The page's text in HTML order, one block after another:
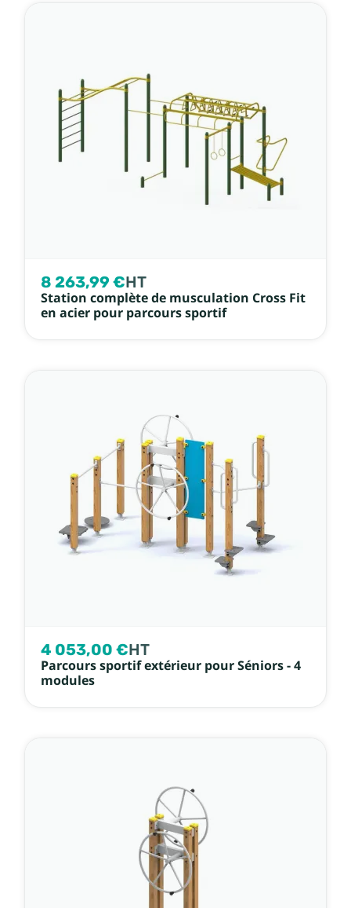
8 263,99 €HT
Station complète de musculation Cross Fit
en acier pour parcours sportif
4 053,00 €HT
Parcours sportif extérieur pour Séniors - 4
modules